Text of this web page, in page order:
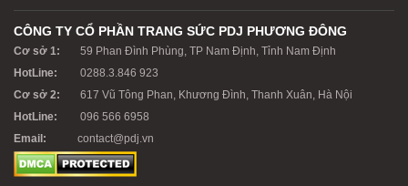
CÔNG TY CỔ PHẦN TRANG SỨC PDJ PHƯƠNG ĐÔNG
Cơ sở 1:
59 Phan Đình Phùng, TP Nam Định, Tỉnh Nam Định
HotLine:
0288.3.846 923
Cơ sở 2:
617 Vũ Tông Phan, Khương Đình, Thanh Xuân, Hà Nội
HotLine:
096 566 6958
Email:
contact@pdj.vn